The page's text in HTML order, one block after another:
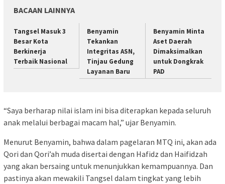
BACAAN LAINNYA
Tangsel Masuk 3
Besar Kota
Berkinerja
Terbaik Nasional
Benyamin
Tekankan
Integritas ASN,
Tinjau Gedung
Layanan Baru
Benyamin Minta
Aset Daerah
Dimaksimalkan
untuk Dongkrak
PAD
“Saya berharap nilai islam ini bisa diterapkan kepada seluruh
anak melalui berbagai macam hal,” ujar Benyamin.
Menurut Benyamin, bahwa dalam pagelaran MTQ ini, akan ada
Qori dan Qori’ah muda disertai dengan Hafidz dan Haifidzah
yang akan bersaing untuk menunjukkan kemampuannya. Dan
pastinya akan mewakili Tangsel dalam tingkat yang lebih